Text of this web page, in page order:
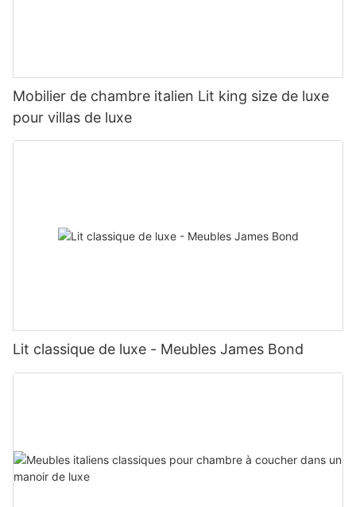
Mobilier de chambre italien Lit king size de luxe
pour villas de luxe
Lit classique de luxe - Meubles James Bond